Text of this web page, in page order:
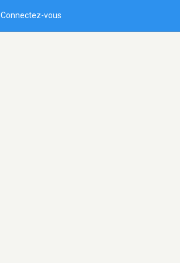
Connectez-vous